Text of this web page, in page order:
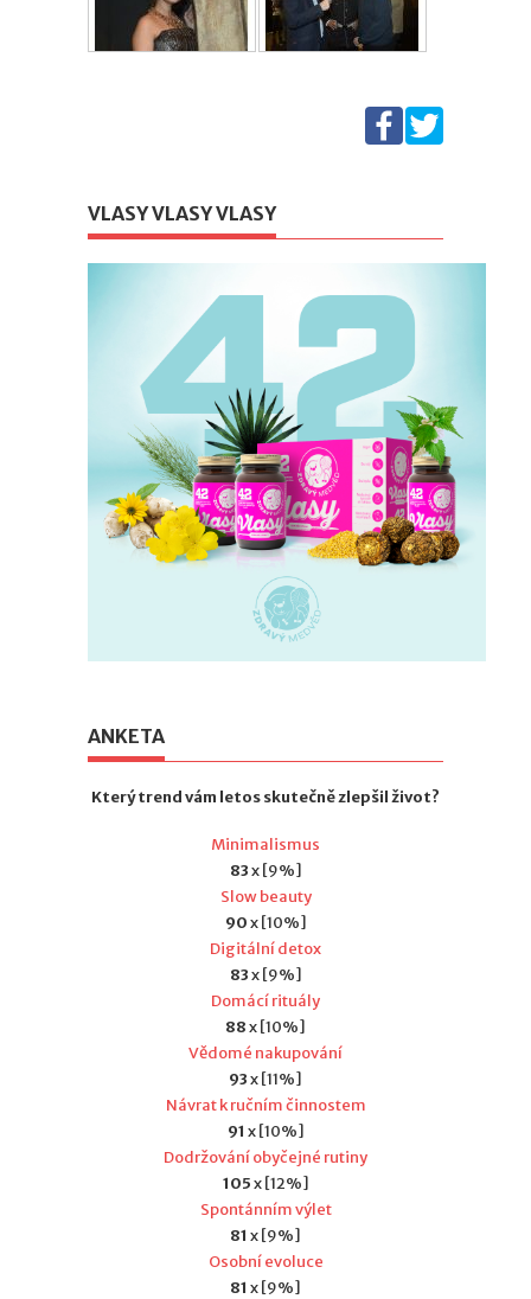
VLASY VLASY VLASY
ANKETA
Který trend vám letos skutečně zlepšil život?
Minimalismus
83x [9%]
Slow beauty
90x [10%]
Digitální detox
83x [9%]
Domácí rituály
88x [10%]
Vědomé nakupování
93x [11%]
Návrat k ručním činnostem
91 x [10%]
Dodržování obyčejné rutiny
105x [12%]
Spontánním výlet
81 x [9%]
Osobní evoluce
81 x [9%]